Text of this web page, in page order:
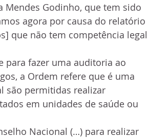
Mendes Godinho, que tem sido
agora por causa do relatório
que não tem competência legal
para fazer uma auditoria ao
a Ordem refere que é uma
são permitidas realizar
em unidades de saúde ou
Nacional (…) para realizar